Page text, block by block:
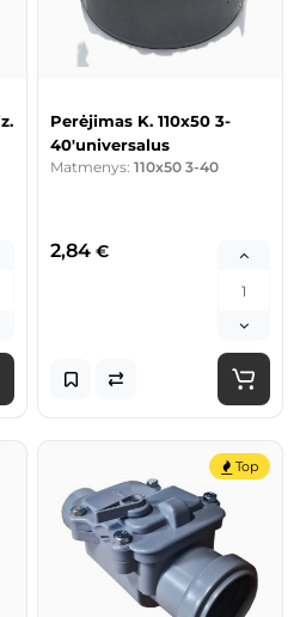
Perėjimas K. 110x50 3-
40'universalus
Matmenys: 110x50 3-40
2,84 €
Top